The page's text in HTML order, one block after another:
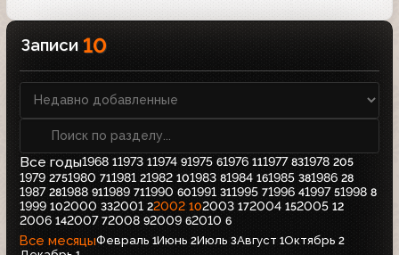
Записи 10
Все годы1968 11973 11974 91975 61976 111977 831978 205
1979 2751980 711981 21982 101983 81984 161985 381986 28
1987 281988 911989 711990 601991 311995 71996 41997 51998 8
1999 102000 332001 22002 102003 172004 152005 12
2006 142007 72008 92009 62010 6
Все месяцыФевраль 1Июнь 2Июль 3Август 1Октябрь 2